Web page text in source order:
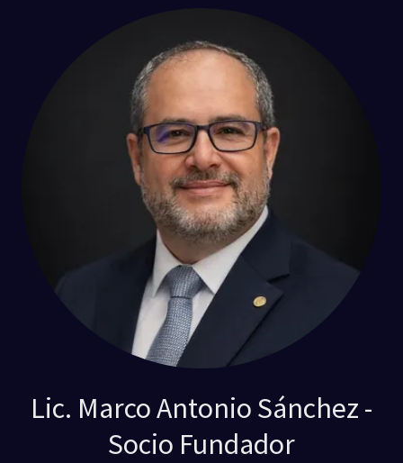
Lic. Marco Antonio Sánchez -
Socio Fundador